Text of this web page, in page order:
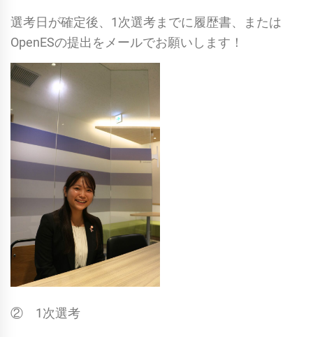
選考日が確定後、1次選考までに履歴書、または
OpenESの提出をメールでお願いします！
② 1次選考